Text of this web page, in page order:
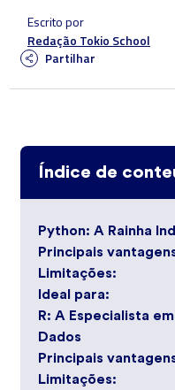
Escrito por
Redação Tokio School
Partilhar
Índice de
Python: A Rainha
Principais
Limitações:
Ideal para:
R: A Especialista
Dados
Principais
Limitações: